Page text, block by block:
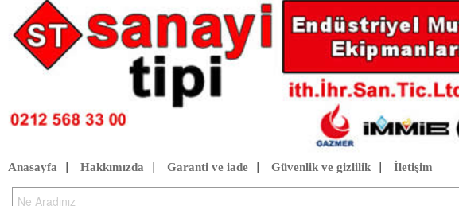
Anasayfa Hakkımızda Garanti ve iade Güvenlik ve gizlilik İletişim